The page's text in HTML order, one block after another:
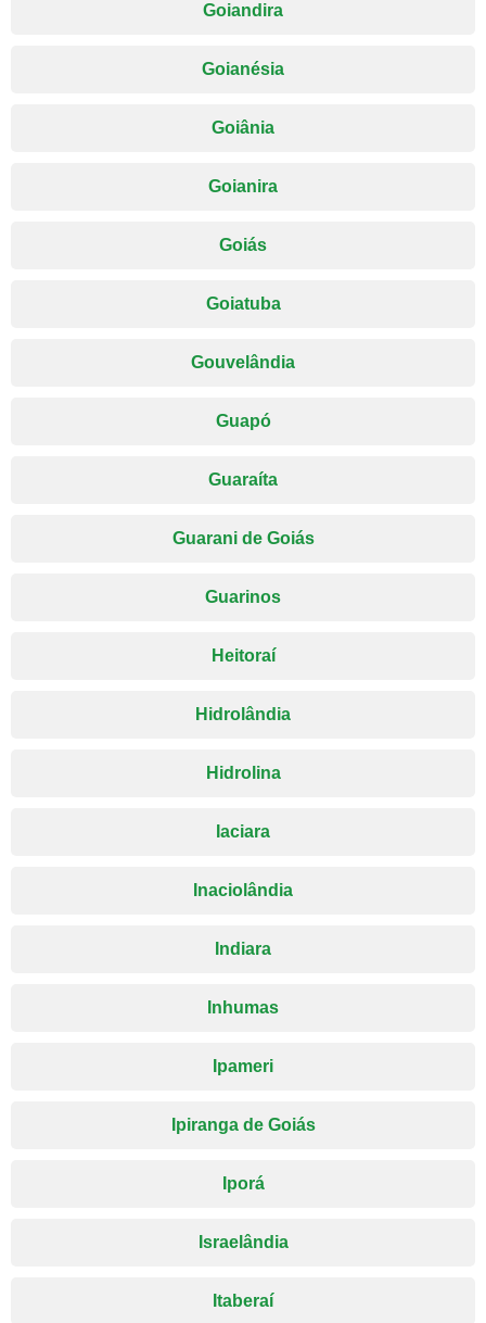
Goiandira
Goianésia
Goiânia
Goianira
Goiás
Goiatuba
Gouvelândia
Guapó
Guaraíta
Guarani de Goiás
Guarinos
Heitoraí
Hidrolândia
Hidrolina
Iaciara
Inaciolândia
Indiara
Inhumas
Ipameri
Ipiranga de Goiás
Iporá
Israelândia
Itaberaí